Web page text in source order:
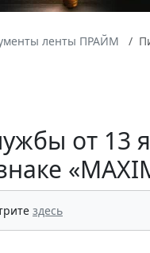
ленты ПРАЙМ
от 13
здесь